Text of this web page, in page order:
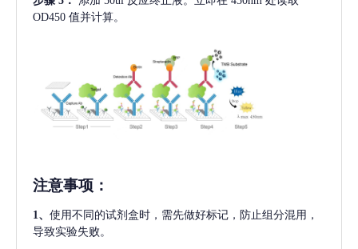
OD450 值并计算。
注意事项 ：
1、 使用不同的试剂盒时，需先做好标记，防止组分混用，
导致实验失败。